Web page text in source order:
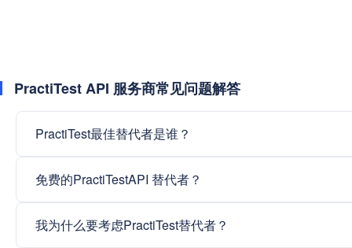
PractiTest API 服务商常见问题解答
PractiTest最佳替代者是谁？
免费的PractiTestAPI 替代者？
我为什么要考虑PractiTest替代者？